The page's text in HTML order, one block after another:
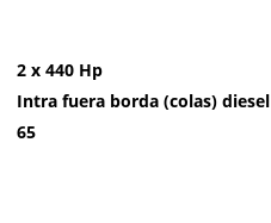
2 x 440 Hp
Intra fuera borda (colas) diesel
65